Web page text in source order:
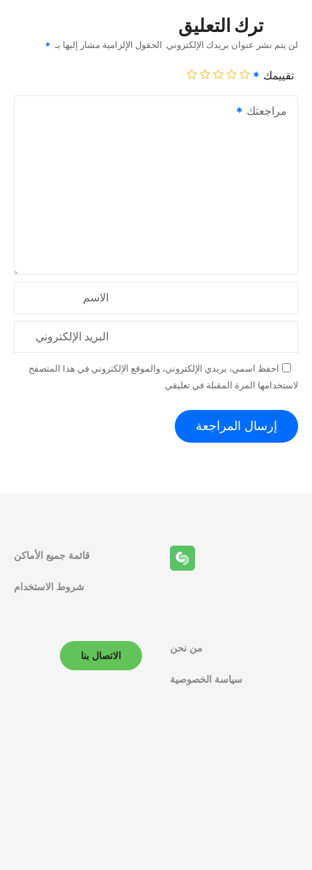
ترك التعليق
لن يتم نشر عنوان بريدك الإلكتروني. الحقول الإلزامية مشار إليها بـ
تقييمك
مراجعتك
الاسم
البريد الإلكتروني
احفظ اسمي، بريدي الإلكتروني، والموقع الإلكتروني في هذا المتصفح
لاستخدامها المرة المقبلة في تعليقي.
قائمة جميع الأماكن
شروط الاستخدام
من نحن
سياسة الخصوصية
الاتصال بنا